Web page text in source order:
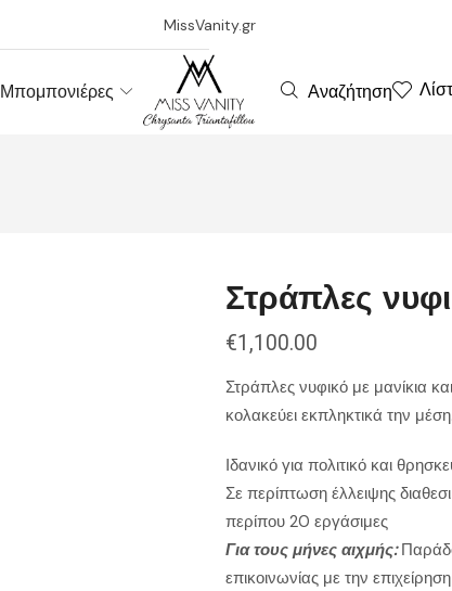
MissVanity.gr
Μπομπονιέρες Αναζήτηση
Στράπλες
€1,100.00
Στράπλες νυφικό με μανίκια
κολακεύει εκπληκτικά την
Ιδανικό για πολιτικό και
Σε περίπτωση έλλειψης
περίπου 20 εργάσιμες
Για τους μήνες αιχμής:
επικοινωνίας με την επιχείρηση